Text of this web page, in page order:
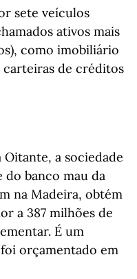
sete veículos
ativos mais
como imobiliário
de créditos
a sociedade
banco mau da
na Madeira, obtém
a 387 milhões de
É um
orçamentado em